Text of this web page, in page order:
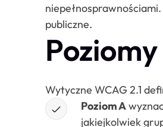
publiczne​.
Wytyczne WCAG 2.1
Poziom A
jakiejkolwiek